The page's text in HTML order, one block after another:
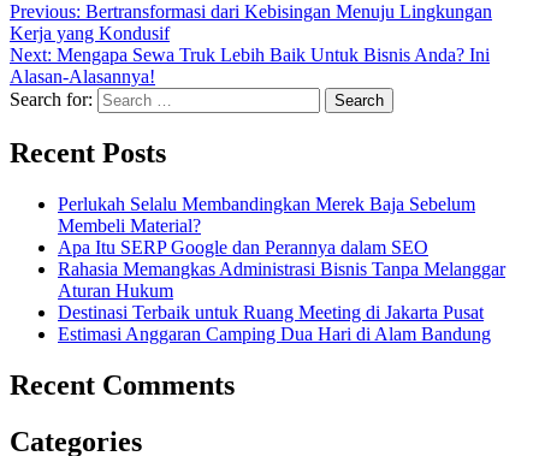
Previous: Bertransformasi dari Kebisingan Menuju Lingkungan
Kerja yang Kondusif
Next: Mengapa Sewa Truk Lebih Baik Untuk Bisnis Anda? Ini
Alasan-Alasannya!
Search for:
Recent Posts
Perlukah Selalu Membandingkan Merek Baja Sebelum
Membeli Material?
Apa Itu SERP Google dan Perannya dalam SEO
Rahasia Memangkas Administrasi Bisnis Tanpa Melanggar
Aturan Hukum
Destinasi Terbaik untuk Ruang Meeting di Jakarta Pusat
Estimasi Anggaran Camping Dua Hari di Alam Bandung
Recent Comments
Categories